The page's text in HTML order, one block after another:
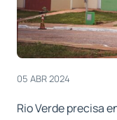
05 ABR 2024
Rio Verde precisa